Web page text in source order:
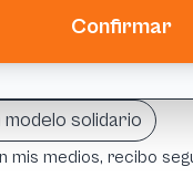
Confirmar
modelo solidario
mis medios, recibo